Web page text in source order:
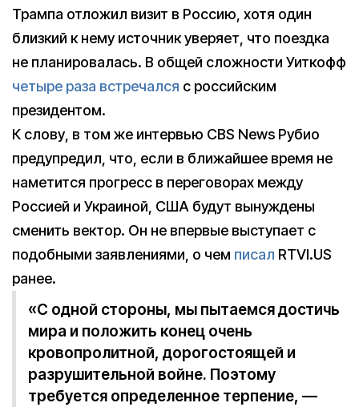
Трампа отложил визит в Россию, хотя один
близкий к нему источник уверяет, что поездка
не планировалась. В общей сложности Уиткофф
четыре раза встречался с российским
президентом.
К слову, в том же интервью CBS News Рубио
предупредил, что, если в ближайшее время не
наметится прогресс в переговорах между
Россией и Украиной, США будут вынуждены
сменить вектор. Он не впервые выступает с
подобными заявлениями, о чем писал RTVI.US
ранее.
«С одной стороны, мы пытаемся достичь
мира и положить конец очень
кровопролитной, дорогостоящей и
разрушительной войне. Поэтому
требуется определенное терпение, —